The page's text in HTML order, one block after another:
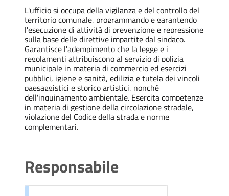
L'ufficio si occupa della vigilanza e del controllo del
territorio comunale, programmando e garantendo
l'esecuzione di attività di prevenzione e repressione
sulla base delle direttive impartite dal sindaco.
Garantisce l'adempimento che la legge e i
regolamenti attribuiscono al servizio di polizia
municipale in materia di commercio ed esercizi
pubblici, igiene e sanità, edilizia e tutela dei vincoli
paesaggistici e storico artistici, nonché
dell'inquinamento ambientale. Esercita competenze
in materia di gestione della circolazione stradale,
violazione del Codice della strada e norme
complementari.
Responsabile